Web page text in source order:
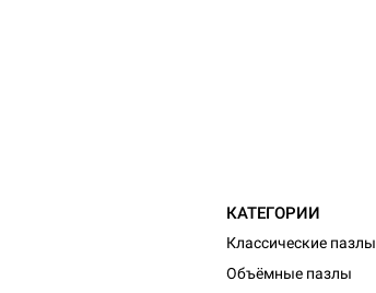
КАТЕГОРИИ
Классические пазлы
Объёмные пазлы
Настольная игра Hobby World Монстры